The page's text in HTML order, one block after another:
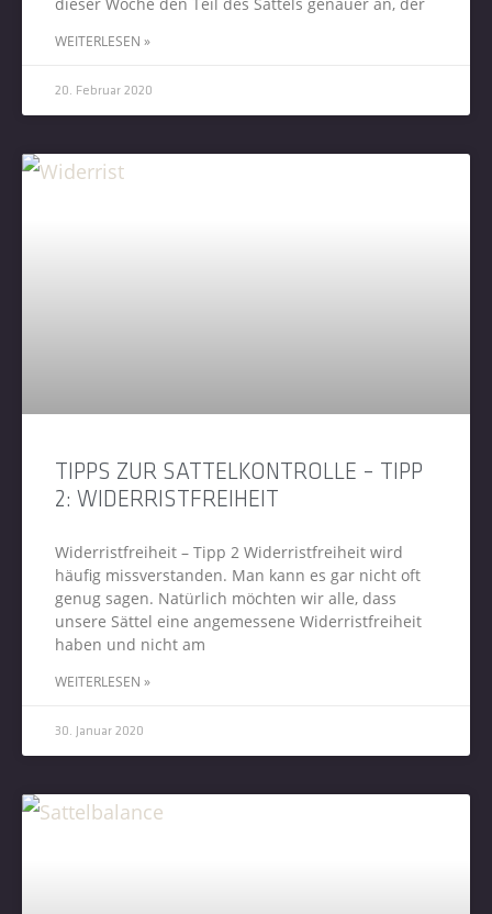
WEITERLESEN »
20. Februar 2020
TIPPS ZUR SATTELKONTROLLE – TIPP
2: WIDERRISTFREIHEIT
Widerristfreiheit – Tipp 2 Widerristfreiheit wird
häufig missverstanden. Man kann es gar nicht oft
genug sagen. Natürlich möchten wir alle, dass
unsere Sättel eine angemessene Widerristfreiheit
haben und nicht am
WEITERLESEN »
30. Januar 2020